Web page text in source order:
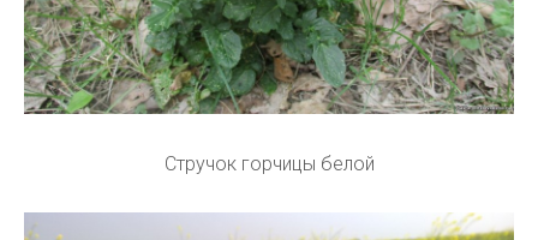
Стручок горчицы белой